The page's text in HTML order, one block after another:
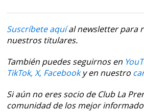
Suscríbete aquíal newsletter para
nuestros titulares.
También puedes seguirnos en
TikTok, X, Facebooky en nuestro
Si aún no eres socio de Club La
comunidad de los mejor